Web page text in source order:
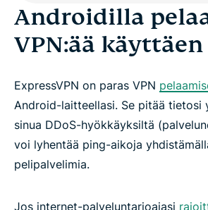
Androidilla
VPN:ää käyttäen
ExpressVPN on paras VPN
Android-laitteellasi. Se pitää tietosi
sinua DDoS-hyökkäyksiltä
voi lyhentää ping-aikoja
pelipalvelimia.
Jos internet-palveluntarjoajasi